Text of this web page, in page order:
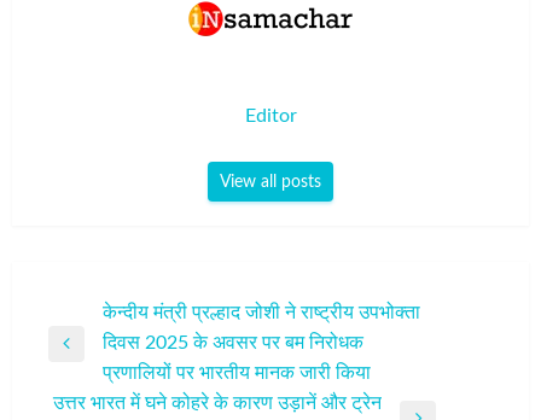
Editor
View all posts
नेविगेशन
Previous
केन्दीय मंत्री प्रल्हाद जोशी ने राष्ट्रीय उपभोक्ता
दिवस 2025 के अवसर पर बम निरोधक
प्रणालियों पर भारतीय मानक जारी किया
उत्तर भारत में घने कोहरे के कारण उड़ानें और ट्रेन